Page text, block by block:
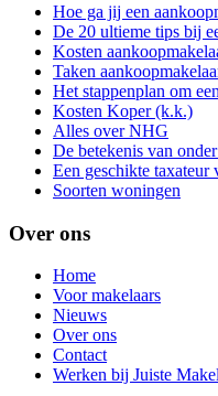
Hoe ga jij een
De 20 ultieme tips bij
Kosten
Taken
Het stappenplan om
Kosten Koper (k.k.)
Alles over NHG
De betekenis van
Een geschikte taxateur
Soorten woningen
Over ons
Home
Voor makelaars
Nieuws
Over ons
Contact
Werken bij Juiste